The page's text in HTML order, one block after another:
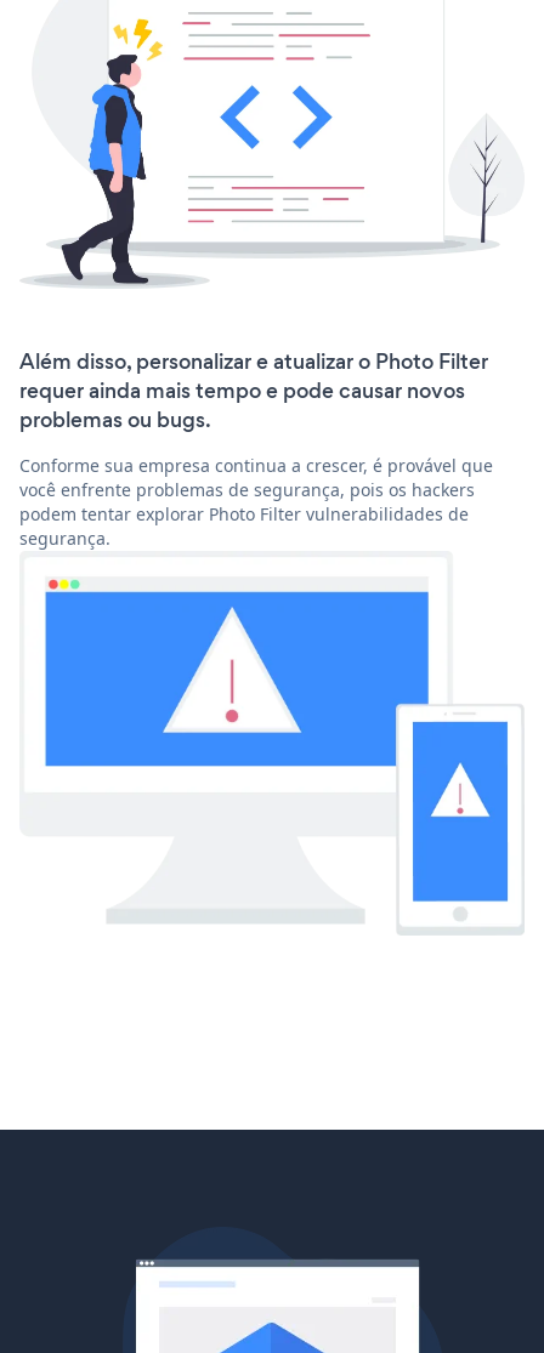
Além disso, personalizar e atualizar o Photo Filter
requer ainda mais tempo e pode causar novos
problemas ou bugs.
Conforme sua empresa continua a crescer, é provável que
você enfrente problemas de segurança, pois os hackers
podem tentar explorar Photo Filter vulnerabilidades de
segurança.